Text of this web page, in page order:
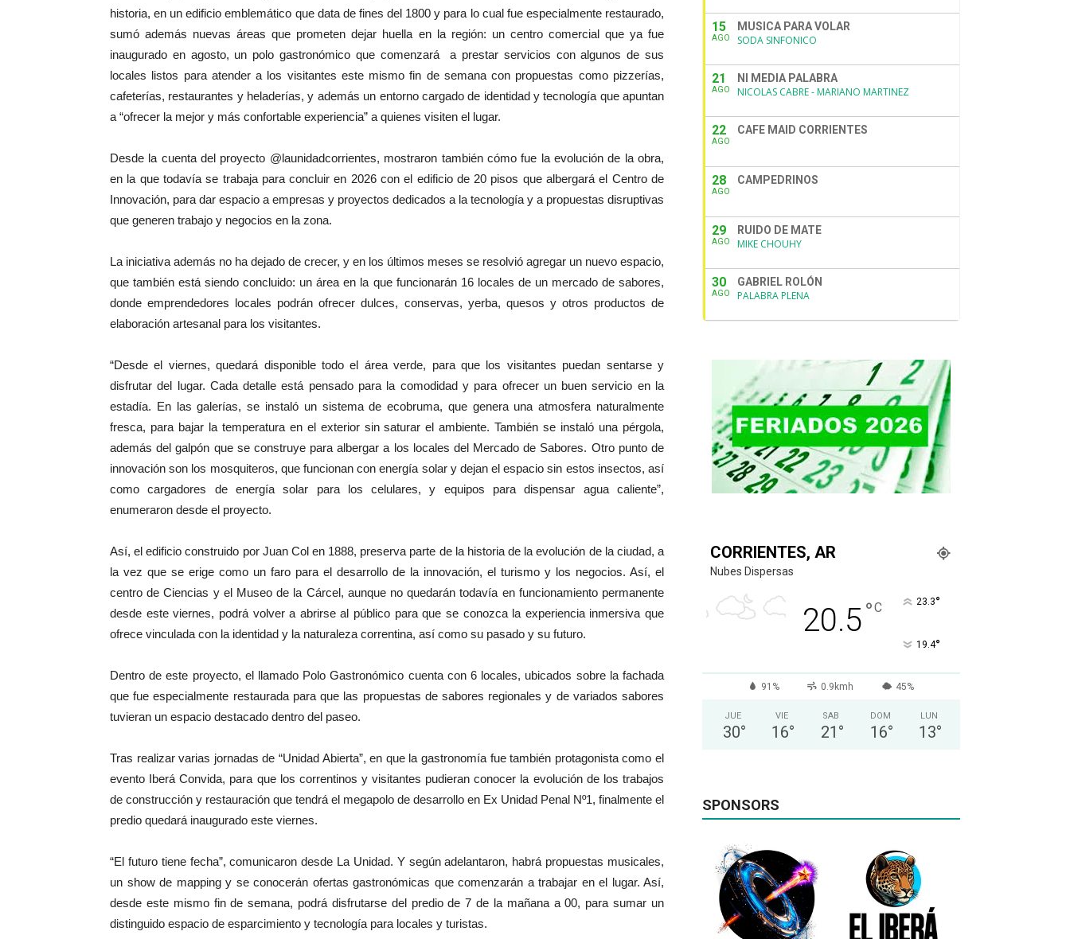
historia, en un edificio emblemático que data de fines del 1800 y para lo cual fue especialmente restaurado,
sumó además nuevas áreas que prometen dejar huella en la región: un centro comercial que ya fue
inaugurado en agosto, un polo gastronómico que comenzará a prestar servicios con algunos de sus
locales listos para atender a los visitantes este mismo fin de semana con propuestas como pizzerías,
cafeterías, restaurantes y heladerías, y además un entorno cargado de identidad y tecnología que apuntan
a “ofrecer la mejor y más confortable experiencia” a quienes visiten el lugar.
Desde la cuenta del proyecto @launidadcorrientes, mostraron también cómo fue la evolución de la obra,
en la que todavía se trabaja para concluir en 2026 con el edificio de 20 pisos que albergará el Centro de
Innovación, para dar espacio a empresas y proyectos dedicados a la tecnología y a propuestas disruptivas
que generen trabajo y negocios en la zona.
La iniciativa además no ha dejado de crecer, y en los últimos meses se resolvió agregar un nuevo espacio,
que también está siendo concluido: un área en la que funcionarán 16 locales de un mercado de sabores,
donde emprendedores locales podrán ofrecer dulces, conservas, yerba, quesos y otros productos de
elaboración artesanal para los visitantes.
“Desde el viernes, quedará disponible todo el área verde, para que los visitantes puedan sentarse y
disfrutar del lugar. Cada detalle está pensado para la comodidad y para ofrecer un buen servicio en la
estadía. En las galerías, se instaló un sistema de ecobruma, que genera una atmosfera naturalmente
fresca, para bajar la temperatura en el exterior sin saturar el ambiente. También se instaló una pérgola,
además del galpón que se construye para albergar a los locales del Mercado de Sabores. Otro punto de
innovación son los mosquiteros, que funcionan con energía solar y dejan el espacio sin estos insectos, así
como cargadores de energía solar para los celulares, y equipos para dispensar agua caliente”,
enumeraron desde el proyecto.
Así, el edificio construido por Juan Col en 1888, preserva parte de la historia de la evolución de la ciudad, a
la vez que se erige como un faro para el desarrollo de la innovación, el turismo y los negocios. Así, el
centro de Ciencias y el Museo de la Cárcel, aunque no quedarán todavía en funcionamiento permanente
desde este viernes, podrá volver a abrirse al público para que se conozca la experiencia inmersiva que
ofrece vinculada con la identidad y la naturaleza correntina, así como su pasado y su futuro.
Dentro de este proyecto, el llamado Polo Gastronómico cuenta con 6 locales, ubicados sobre la fachada
que fue especialmente restaurada para que las propuestas de sabores regionales y de variados sabores
tuvieran un espacio destacado dentro del paseo.
Tras realizar varias jornadas de “Unidad Abierta”, en que la gastronomía fue también protagonista como el
evento Iberá Convida, para que los correntinos y visitantes pudieran conocer la evolución de los trabajos
de construcción y restauración que tendrá el megapolo de desarrollo en Ex Unidad Penal Nº1, finalmente el
predio quedará inaugurado este viernes.
“El futuro tiene fecha”, comunicaron desde La Unidad. Y según adelantaron, habrá propuestas musicales,
un show de mapping y se conocerán ofertas gastronómicas que comenzarán a trabajar en el lugar. Así,
desde este mismo fin de semana, podrá disfrutarse del predio de 7 de la mañana a 00, para sumar un
distinguido espacio de esparcimiento y tecnología para locales y turistas.
15
AGO
MUSICA PARA VOLAR
SODA SINFONICO
21
AGO
NI MEDIA PALABRA
NICOLAS CABRE - MARIANO MARTINEZ
22
AGO
CAFE MAID CORRIENTES
28
AGO
CAMPEDRINOS
29
AGO
RUIDO DE MATE
MIKE CHOUHY
30
AGO
GABRIEL ROLÓN
PALABRA PLENA
CORRIENTES, AR
Nubes Dispersas
20.5°C 23.3°
19.4°
91% 0.9kmh 45%
JUE
30°
VIE
16°
SAB
21 °
DOM
16°
LUN
13°
SPONSORS